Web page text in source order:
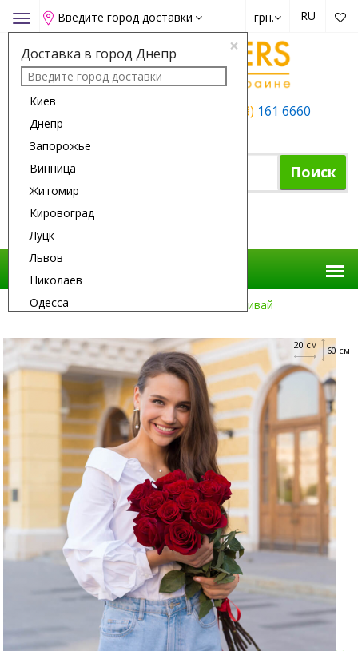
Toggle
navigation
Введите город доставки
×
Доставка в город Днепр
Киев
Днепр
Запорожье
Винница
Житомир
Кировоград
Луцк
Львов
Николаев
Одесса
Ровно
Сумы
Харьков
Херсон
RU
грн.
+38 (050) +38 (063) 161 6660
Поиск
Доставка Цветов Выздоравливай
60 см
20 см